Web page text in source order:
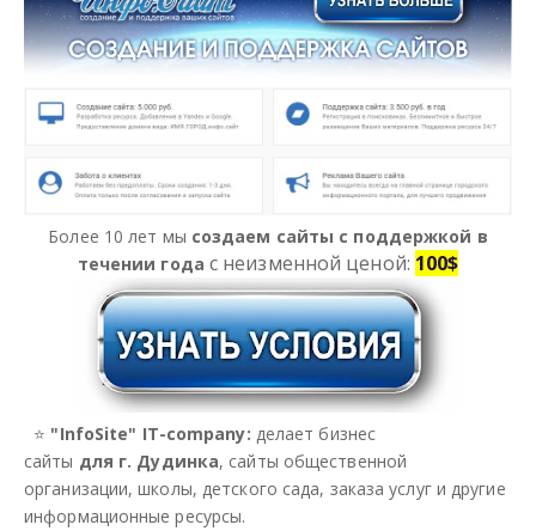
История города
Разместить объявление
Регионы России
Создание сайтов
Более 10 лет мы создаем сайты с поддержкой в
течении года с неизменной ценой: 100$
⭐ "InfoSite" IT-company: делает бизнес
сайты для г. Дудинка, сайты общественной
организации, школы, детского сада, заказа услуг и другие
информационные ресурсы.